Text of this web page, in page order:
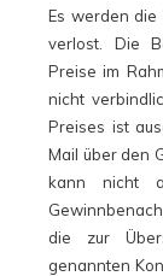
Es werden die
verlost. Die
Preise im
nicht
Preises ist
Mail über den
kann nicht
die zur
genannten